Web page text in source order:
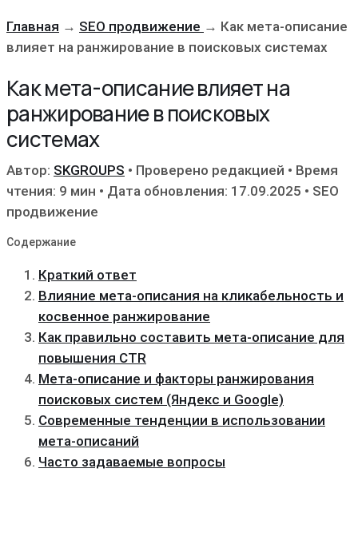
Главная → SEO продвижение → Как мета-описание
влияет на ранжирование в поисковых системах
Как мета-описание влияет на
ранжирование в поисковых
системах
Автор: SKGROUPS • Проверено редакцией • Время
чтения: 9 мин • Дата обновления: 17.09.2025 • SEO
продвижение
Содержание
Краткий ответ
Влияние мета-описания на кликабельность и
косвенное ранжирование
Как правильно составить мета-описание для
повышения CTR
Мета-описание и факторы ранжирования
поисковых систем (Яндекс и Google)
Современные тенденции в использовании
мета-описаний
Часто задаваемые вопросы